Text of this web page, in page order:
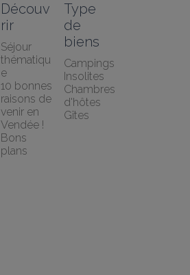
Découv
rir
Séjour
thématiqu
e
10 bonnes
raisons de
venir en
Vendée !
Bons
plans
Type
de
biens
Campings
Insolites
Chambres
d'hôtes
Gîtes